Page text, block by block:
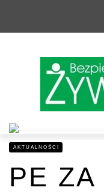
AKTUALNOŚCI
PE ZA